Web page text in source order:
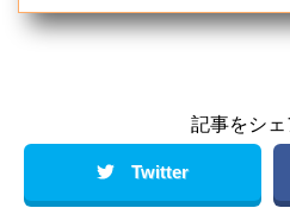
記事をシェ
Twitter